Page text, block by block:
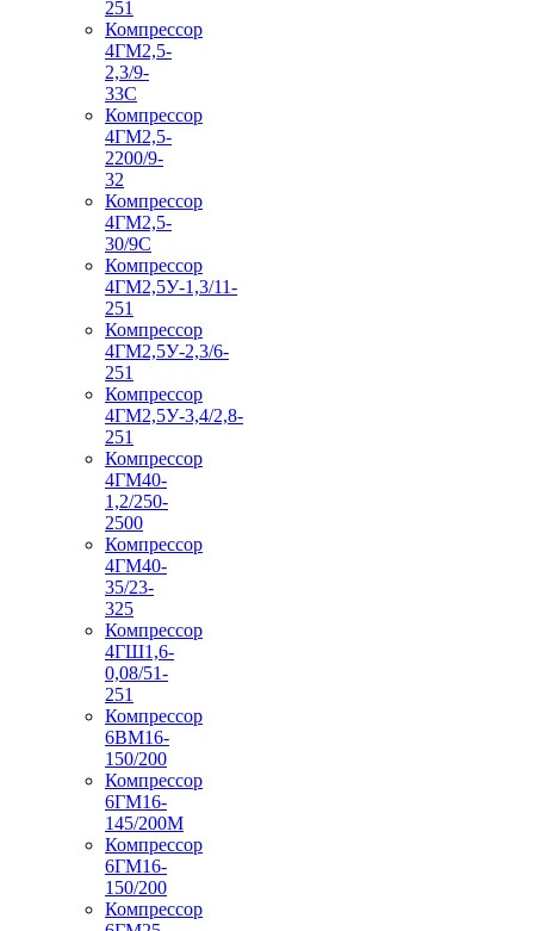
251
Компрессор
4ГМ2,5-
2,3/9-
33С
Компрессор
4ГМ2,5-
2200/9-
32
Компрессор
4ГМ2,5-
30/9С
Компрессор
4ГМ2,5У-1,3/11-
251
Компрессор
4ГМ2,5У-2,3/6-
251
Компрессор
4ГМ2,5У-3,4/2,8-
251
Компрессор
4ГМ40-
1,2/250-
2500
Компрессор
4ГМ40-
35/23-
325
Компрессор
4ГШ1,6-
0,08/51-
251
Компрессор
6ВМ16-
150/200
Компрессор
6ГМ16-
145/200М
Компрессор
6ГМ16-
150/200
Компрессор